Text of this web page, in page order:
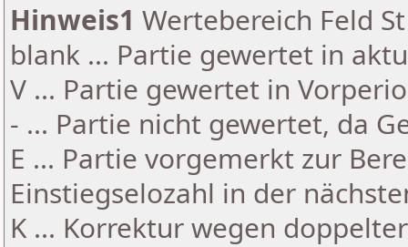
Hinweis1 Wertebereich Feld
blank ... Partie gewertet in
V ... Partie gewertet in
- ... Partie nicht gewertet, da
E ... Partie vorgemerkt zur
Einstiegselozahl in der
K ... Korrektur wegen